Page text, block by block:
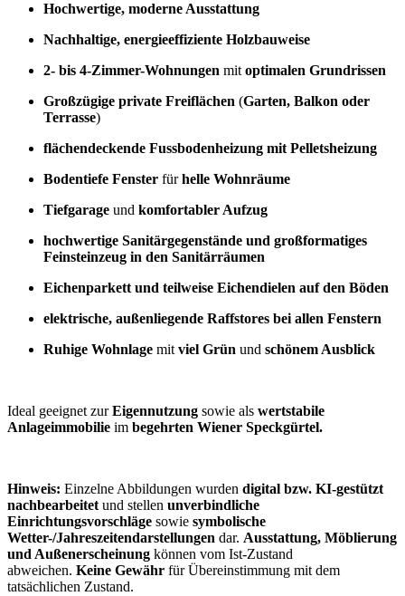
Hochwertige, moderne Ausstattung
Nachhaltige, energieeffiziente Holzbauweise
2- bis 4-Zimmer-Wohnungen mit optimalen Grundrissen
Großzügige private Freiflächen (Garten, Balkon oder
Terrasse)
flächendeckende Fussbodenheizung mit Pelletsheizung
Bodentiefe Fenster fürhelle Wohnräume
Tiefgarage und komfortabler Aufzug
hochwertige Sanitärgegenstände und großformatiges
Feinsteinzeug in den Sanitärräumen
Eichenparkett und teilweise Eichendielen auf den Böden
elektrische, außenliegende Raffstores bei allen Fenstern
Ruhige Wohnlage mit viel Grün und schönem Ausblick
Ideal geeignet zurEigennutzung sowie als wertstabile
Anlageimmobilie im begehrten Wiener Speckgürtel.
Hinweis: Einzelne Abbildungen wurden digital bzw. KI-gestützt
nachbearbeitet und stellen unverbindliche
Einrichtungsvorschläge sowie symbolische
Wetter-/Jahreszeitendarstellungen dar. Ausstattung, Möblierung
und Außenerscheinung können vom Ist-Zustand
abweichen. Keine Gewähr für Übereinstimmung mit dem
tatsächlichen Zustand.